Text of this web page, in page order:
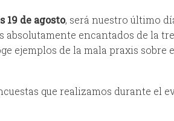
19 de agosto, será nuestro último
encantados de la
ejemplos de la mala praxis sobre
que realizamos durante el